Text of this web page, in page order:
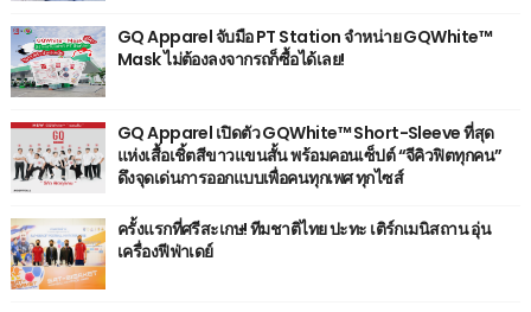
GQ Apparel จับมือ PT Station จำหน่าย GQWhite™
Mask ไม่ต้องลงจากรถก็ซื้อได้เลย!
GQ Apparel เปิดตัว GQWhite™ Short-Sleeve ที่สุด
แห่งเสื้อเชิ้ตสีขาวแขนสั้น พร้อมคอนเซ็ปต์ “จีคิวฟิตทุกคน”
ดึงจุดเด่นการออกแบบเพื่อคนทุกเพศ ทุกไซส์
ครั้งแรกที่ศรีสะเกษ! ทีมชาติไทย ปะทะ เติร์กเมนิสถาน อุ่น
เครื่องฟีฟ่าเดย์